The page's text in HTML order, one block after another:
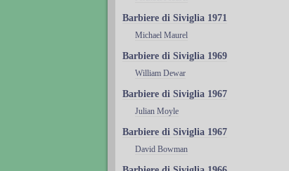
Barbiere di Siviglia 1971
Michael Maurel
Barbiere di Siviglia 1969
William Dewar
Barbiere di Siviglia 1967
Julian Moyle
Barbiere di Siviglia 1967
David Bowman